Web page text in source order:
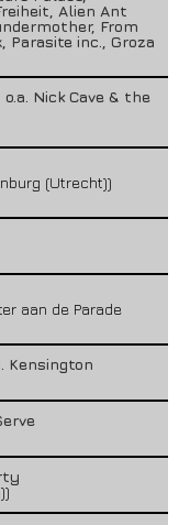
Alien Ant
From
Parasite inc., Groza
Nick Cave & the
(Utrecht))
aan de Parade
Kensington